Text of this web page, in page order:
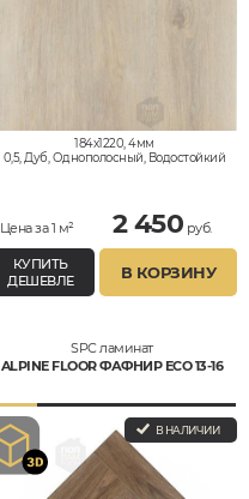
184x1220, 4мм
0,5, Дуб, Однополосный, Водостойкий
Цена за 1 м² 2 450 руб.
КУПИТЬ
ДЕШЕВЛЕ
В КОРЗИНУ
SPC ламинат
ALPINE FLOOR ФАФНИР ECO 13-16
В НАЛИЧИИ